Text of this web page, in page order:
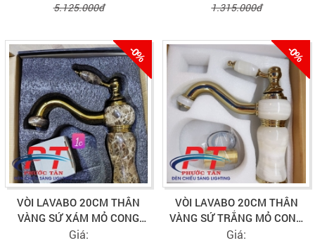
5.125.000đ 1.315.000đ
-0%
VÒI LAVABO 20CM THÂN
VÀNG SỨ XÁM MỎ CONG
VLVB-530
Giá:
-0%
VÒI LAVABO 20CM THÂN
VÀNG SỨ TRẮNG MỎ CONG
VLVB-533
Giá: